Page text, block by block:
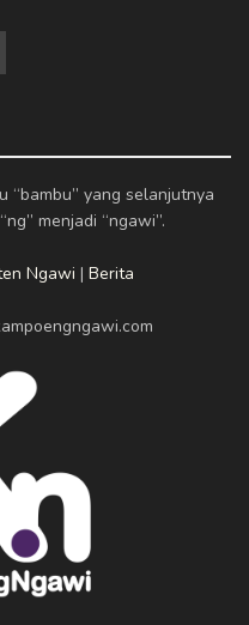
“bambu” yang selanjutnya
menjadi “ngawi”.
Ngawi | Berita